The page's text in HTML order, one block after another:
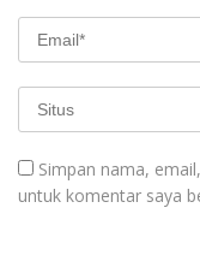
Simpan nama,
untuk komentar saya